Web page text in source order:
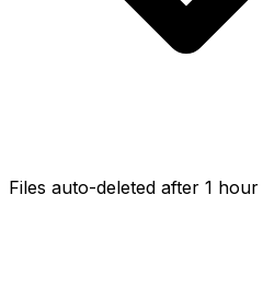
Files auto-deleted after 1 hour